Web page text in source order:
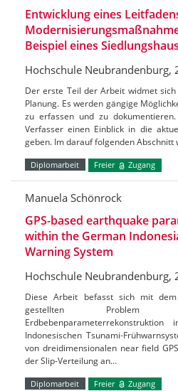
Entwicklung eines
Beispiel eines
Hochschule Neubrandenburg,
Der erste Teil der Arbeit widmet
Planung. Es werden gängige
zu erfassen und zu
Verfasser einen Einblick in die
geben. Im darauf folgenden
Diplomarbeit Freier Zugang
Manuela Schönrock
GPS-based earthquake
within the German
Warning System
Hochschule Neubrandenburg,
Diese Arbeit befasst sich mit
gestellten Problem
Indonesischen Tsunami-
von dreidimensionalen near field
der Slip-Verteilung an…
Diplomarbeit Freier Zugang